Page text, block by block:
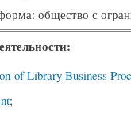
общество с
of Library Business
;